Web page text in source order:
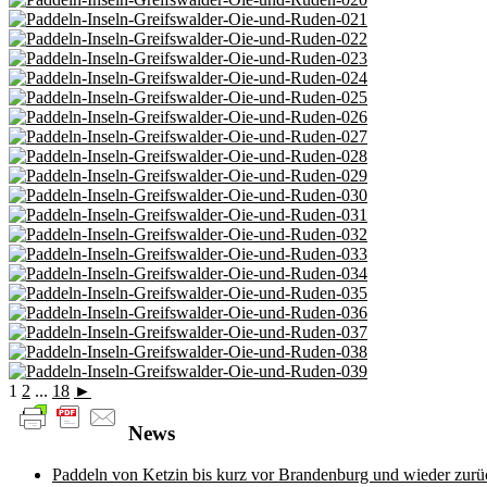
1 2 ... 18 ►
News
Paddeln von Ketzin bis kurz vor Brandenburg und wieder